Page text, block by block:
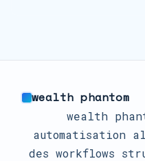
wealth phantom
wealth
automatisation
des workflows